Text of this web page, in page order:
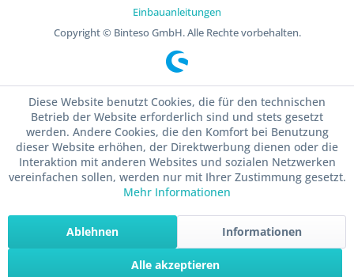
Einbauanleitungen
Copyright © Binteso GmbH. Alle Rechte vorbehalten.
Diese Website benutzt Cookies, die für den technischen
Betrieb der Website erforderlich sind und stets gesetzt
werden. Andere Cookies, die den Komfort bei Benutzung
dieser Website erhöhen, der Direktwerbung dienen oder die
Interaktion mit anderen Websites und sozialen Netzwerken
vereinfachen sollen, werden nur mit Ihrer Zustimmung gesetzt.
Mehr Informationen
Ablehnen Informationen
Alle akzeptieren